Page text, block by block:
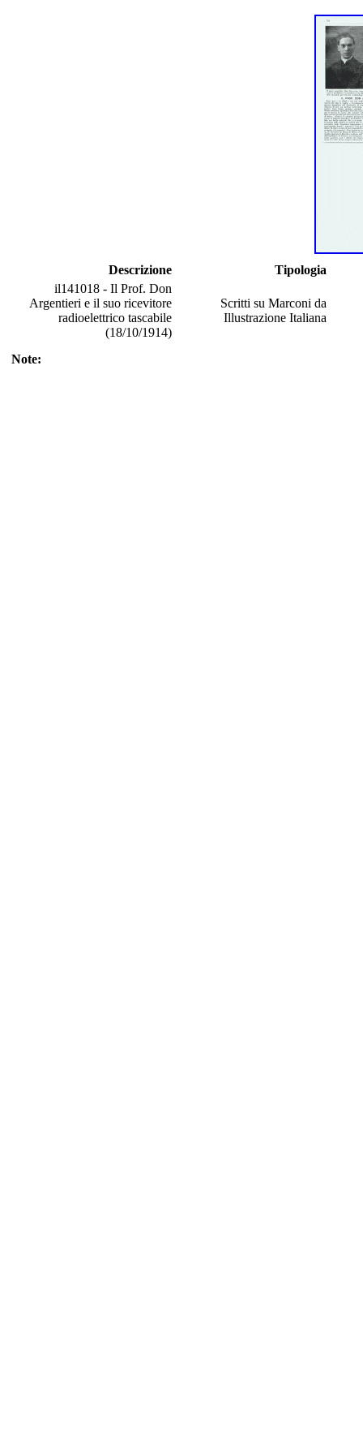
Descrizione
Tipologia
il141018 - Il Prof. Don
Argentieri e il suo ricevitore
radioelettrico tascabile
(18/10/1914)
Scritti su Marconi da
Illustrazione Italiana
Note: